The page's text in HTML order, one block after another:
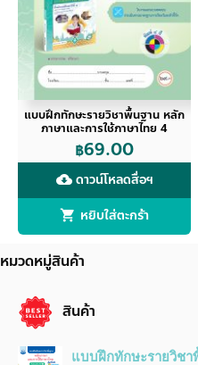
แบบฝึกทักษะรายวิชาพื้นฐาน หลัก
ภาษาและการใช้ภาษาไทย 4
฿69.00
cloud_downloadดาวน์โหลดสื่อฯ
หยิบใส่ตะกร้า
หมวดหมู่สินค้า
สินค้า
แบบฝึกทักษะรายวิชา